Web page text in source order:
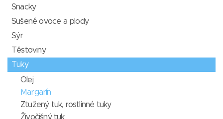
Snacky
Sušené ovoce a plody
Sýr
Těstoviny
Tuky
Olej
Margarín
Ztužený tuk, rostlinné tuky
Živočišný tuk